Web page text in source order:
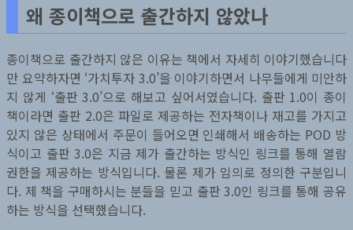
왜 종이책으로 출간하지 않았나
종이책으로 출간하지 않은 이유는 책에서 자세히 이야기했습니다
만 요약하자면 ‘가치투자 3.0’을 이야기하면서 나무들에게 미안하
지 않게 ‘출판 3.0’으로 해보고 싶어서였습니다. 출판 1.0이 종이
책이라면 출판 2.0은 파일로 제공하는 전자책이나 재고를 가지고
있지 않은 상태에서 주문이 들어오면 인쇄해서 배송하는 POD 방
식이고 출판 3.0은 지금 제가 출간하는 방식인 링크를 통해 열람
권한을 제공하는 방식입니다. 물론 제가 임의로 정의한 구분입니
다. 제 책을 구매하시는 분들을 믿고 출판 3.0인 링크를 통해 공유
하는 방식을 선택했습니다.